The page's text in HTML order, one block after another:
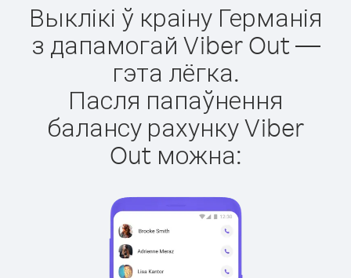
Выклікі ў краіну Германія
з дапамогай Viber Out —
гэта лёгка.
Пасля папаўнення
балансу рахунку Viber
Out можна: